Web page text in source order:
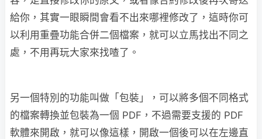
給你，其實一眼瞬間會看不出來哪裡修改了，這時你可
以利用重疊功能合併二個檔案，就可以立馬找出不同之
處，不用再玩大家來找喳了。
另一個特別的功能叫做「包裝」，可以將多個不同格式
的檔案轉換並包裝為一個 PDF，不過需要支援的 PDF
軟體來開啟，就可以像這樣，開啟一個後可以在左邊直